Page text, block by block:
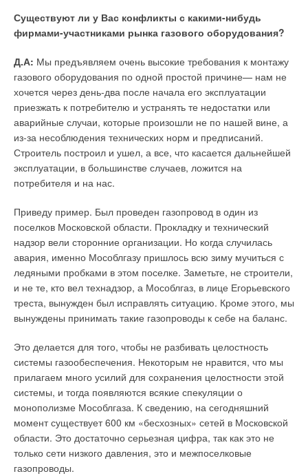
Существуют ли у Вас конфликты с какими-нибудь
фирмами-участниками рынка газового оборудования?
Д.А: Мы предъявляем очень высокие требования к монтажу
газового оборудования по одной простой причине— нам не
хочется через день-два после начала его эксплуатации
приезжать к потребителю и устранять те недостатки или
аварийные случаи, которые произошли не по нашей вине, а
из-за несоблюдения технических норм и предписаний.
Строитель построил и ушел, а все, что касается дальнейшей
эксплуатации, в большинстве случаев, ложится на
потребителя и на нас.
Приведу пример. Был проведен газопровод в один из
поселков Московской области. Прокладку и технический
надзор вели сторонние организации. Но когда случилась
авария, именно Мособлгазу пришлось всю зиму мучиться с
ледяными пробками в этом поселке. Заметьте, не строители,
и не те, кто вел технадзор, а Мособлгаз, в лице Егорьевского
треста, вынужден был исправлять ситуацию. Кроме этого, мы
вынуждены принимать такие газопроводы к себе на баланс.
Это делается для того, чтобы не разбивать целостность
системы газообеспечения. Некоторым не нравится, что мы
прилагаем много усилий для сохранения целостности этой
системы, и тогда появляются всякие спекуляции о
монополизме Мособлгаза. К сведению, на сегодняшний
момент существует 600 км «бесхозных» сетей в Московской
области. Это достаточно серьезная цифра, так как это не
только сети низкого давления, это и межпоселковые
газопроводы.